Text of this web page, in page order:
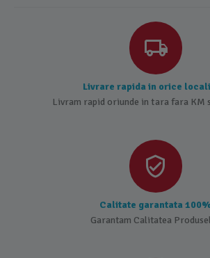
Livrare rapida in orice
Livram rapid oriunde in tara fara KM
Calitate garantata
Garantam Calitatea